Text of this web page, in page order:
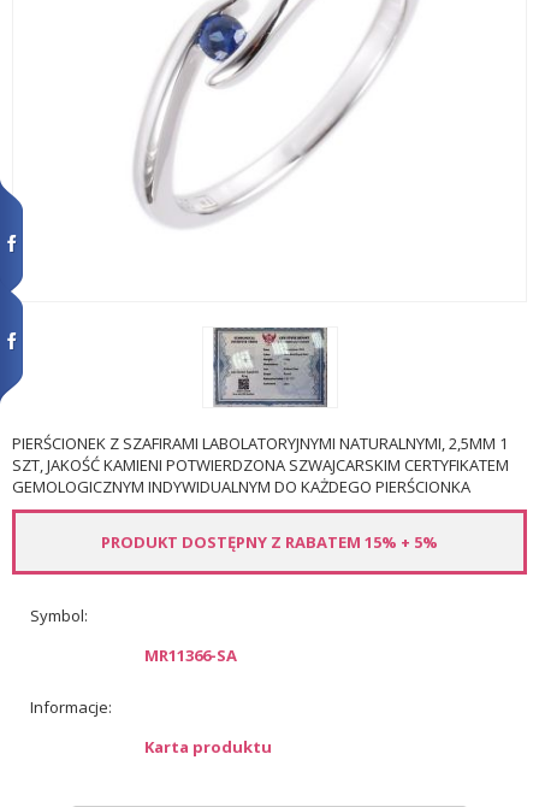
PIERŚCIONEK Z SZAFIRAMI LABOLATORYJNYMI NATURALNYMI, 2,5MM 1
SZT, JAKOŚĆ KAMIENI POTWIERDZONA SZWAJCARSKIM CERTYFIKATEM
GEMOLOGICZNYM INDYWIDUALNYM DO KAŻDEGO PIERŚCIONKA
PRODUKT DOSTĘPNY Z RABATEM 15% + 5%
Symbol:
MR11366-SA
Informacje:
Karta produktu